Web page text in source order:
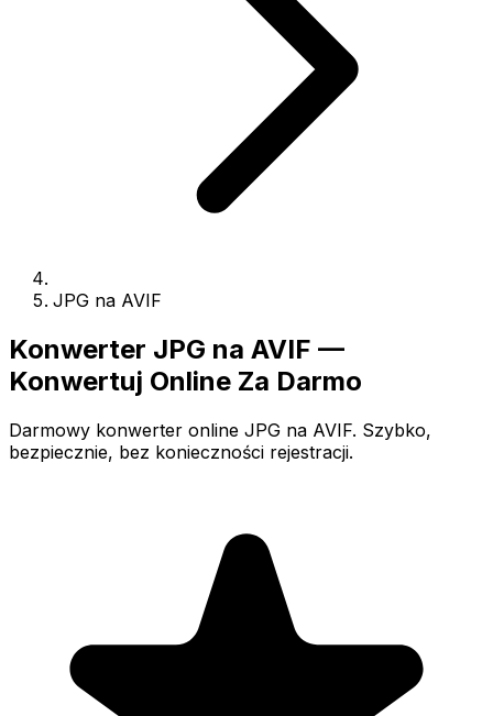
JPG na AVIF
Konwerter JPG na AVIF —
Konwertuj Online Za Darmo
Darmowy konwerter online JPG na AVIF. Szybko,
bezpiecznie, bez konieczności rejestracji.